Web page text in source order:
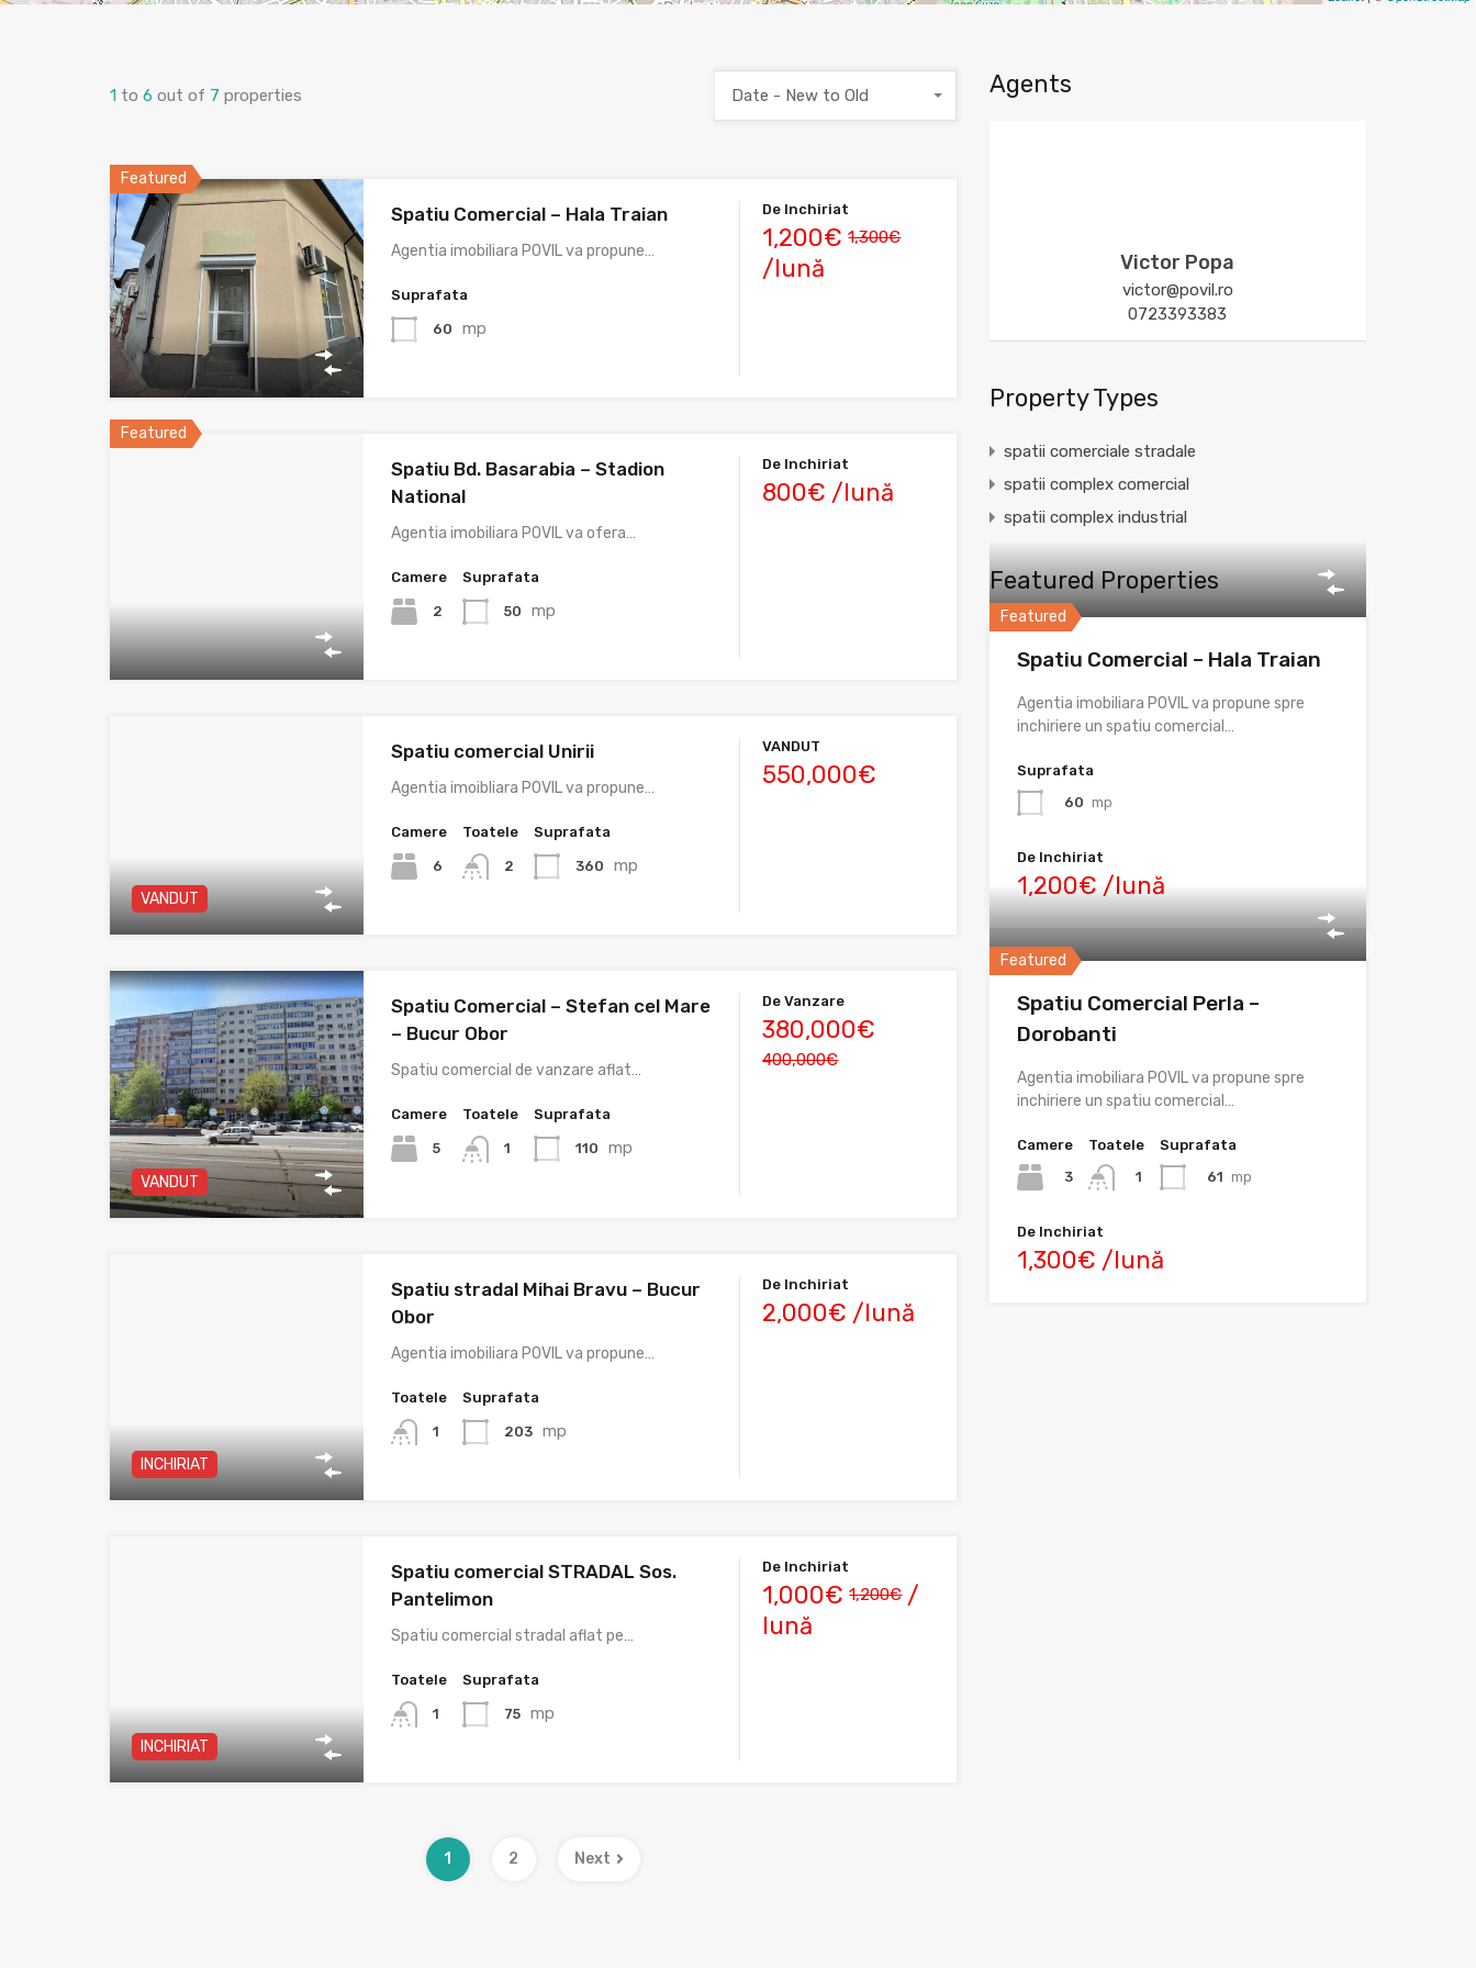
1 to 6 out of 7 properties Date - New to Old
Featured
Spatiu Comercial – Hala Traian
Agentia imobiliara POVIL va propune…
Suprafata
60 mp
De Inchiriat
1,200€ 1,300€
/lună
Featured
Spatiu Bd. Basarabia – Stadion
National
Agentia imobiliara POVIL va ofera…
Camere
2
Suprafata
50 mp
De Inchiriat
800€ /lună
VANDUT
Spatiu comercial Unirii
Agentia imoibliara POVIL va propune…
Camere
6
Toatele
2
Suprafata
360 mp
VANDUT
550,000€
VANDUT
Spatiu Comercial – Stefan cel Mare
– Bucur Obor
Spatiu comercial de vanzare aflat…
Camere
5
Toatele
1
Suprafata
110 mp
De Vanzare
380,000€
400,000€
INCHIRIAT
Spatiu stradal Mihai Bravu – Bucur
Obor
Agentia imobiliara POVIL va propune…
Toatele
1
Suprafata
203 mp
De Inchiriat
2,000€ /lună
INCHIRIAT
Spatiu comercial STRADAL Sos.
Pantelimon
Spatiu comercial stradal aflat pe…
Toatele
1
Suprafata
75 mp
De Inchiriat
1,000€ 1,200€/
lună
1 2 Next
Agents
Victor Popa
victor@povil.ro
0723393383
Property Types
spatii comerciale stradale
spatii complex comercial
spatii complex industrial
Featured Properties
Featured
Spatiu Comercial – Hala Traian
Agentia imobiliara POVIL va propune spre
inchiriere un spatiu comercial…
Suprafata
60 mp
De Inchiriat
1,200€ /lună
Featured
Spatiu Comercial Perla –
Dorobanti
Agentia imobiliara POVIL va propune spre
inchiriere un spatiu comercial…
Camere
3
Toatele
1
Suprafata
61 mp
De Inchiriat
1,300€ /lună